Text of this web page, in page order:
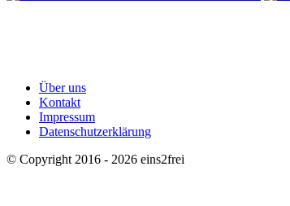
Über uns
Kontakt
Impressum
Datenschutzerklärung
© Copyright 2016 - 2026 eins2frei